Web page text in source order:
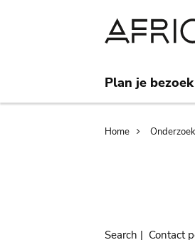
Plan je bezoek
Home Onderzoek
Search | Contact